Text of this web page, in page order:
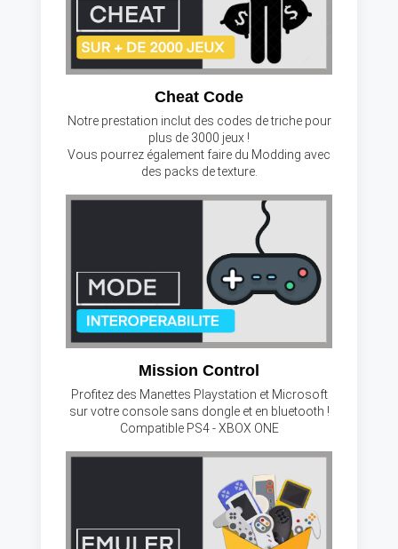
Cheat Code
Notre prestation inclut des codes de triche pour
plus de 3000 jeux !
Vous pourrez également faire du Modding avec
des packs de texture.
Mission Control
Profitez des Manettes Playstation et Microsoft
sur votre console sans dongle et en bluetooth !
Compatible PS4 - XBOX ONE